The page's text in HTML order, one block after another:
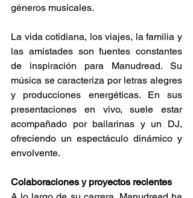
géneros musicales.​
La vida cotidiana, los viajes, la familia y
las amistades son fuentes constantes
de inspiración para Manudread. Su
música se caracteriza por letras alegres
y producciones energéticas. En sus
presentaciones en vivo, suele estar
acompañado por bailarinas y un DJ,
ofreciendo un espectáculo dinámico y
envolvente.​
Colaboraciones y proyectos recientes